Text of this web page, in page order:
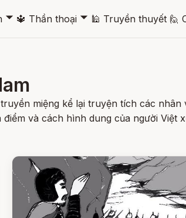
🞃 🔱 Thần thoại 🞃 🕌 Truyền thuyết 🙋
miệng kể lại truyện tích các
và cách hình dung của người Việt